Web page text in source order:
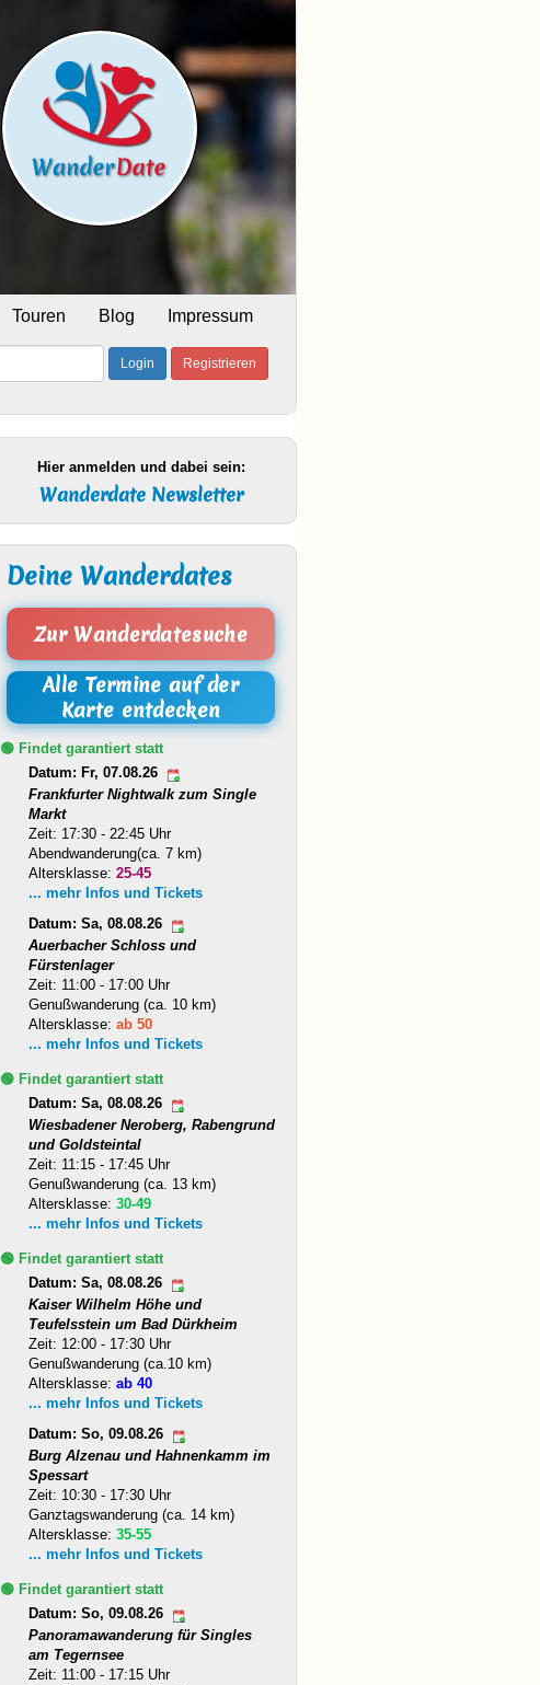
Touren Blog Impressum
Login Registrieren
Hier anmelden und dabei sein:
Wanderdate Newsletter
Deine Wanderdates
Zur Wanderdatesuche
Alle Termine auf der
Karte entdecken
🟢 Findet garantiert statt
Datum: Fr, 07.08.26
Frankfurter Nightwalk zum Single
Markt
Zeit: 17:30 - 22:45 Uhr
Abendwanderung(ca. 7 km)
Altersklasse:25-45
... mehr Infos und Tickets
Datum: Sa, 08.08.26
Auerbacher Schloss und
Fürstenlager
Zeit: 11:00 - 17:00 Uhr
Genußwanderung (ca. 10 km)
Altersklasse:ab 50
... mehr Infos und Tickets
🟢 Findet garantiert statt
Datum: Sa, 08.08.26
Wiesbadener Neroberg, Rabengrund
und Goldsteintal
Zeit: 11:15 - 17:45 Uhr
Genußwanderung (ca. 13 km)
Altersklasse:30-49
... mehr Infos und Tickets
🟢 Findet garantiert statt
Datum: Sa, 08.08.26
Kaiser Wilhelm Höhe und
Teufelsstein um Bad Dürkheim
Zeit: 12:00 - 17:30 Uhr
Genußwanderung (ca.10 km)
Altersklasse:ab 40
... mehr Infos und Tickets
Datum: So, 09.08.26
Burg Alzenau und Hahnenkamm im
Spessart
Zeit: 10:30 - 17:30 Uhr
Ganztagswanderung (ca. 14 km)
Altersklasse:35-55
... mehr Infos und Tickets
🟢 Findet garantiert statt
Datum: So, 09.08.26
Panoramawanderung für Singles
am Tegernsee
Zeit: 11:00 - 17:15 Uhr